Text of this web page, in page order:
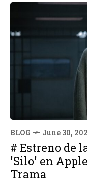
BLOG June 30,
# Estreno de
'Silo' en
Trama